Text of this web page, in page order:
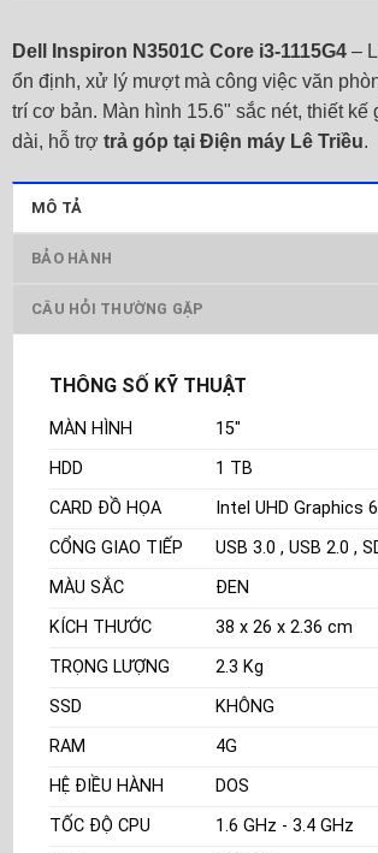
Dell Inspiron N3501C Core i3-1115G4 –
ổn định, xử lý mượt mà công việc văn
trí cơ bản. Màn hình 15.6" sắc nét, thiết kế
dài, hỗ trợ trả góp tại Điện máy Lê Triều.
MÔ TẢ
BẢO HÀNH
CÂU HỎI THƯỜNG GẶP
THÔNG SỐ KỸ THUẬT
MÀN HÌNH
15"
HDD
1 TB
CARD ĐỒ HỌA
Intel UHD Graphics
CỔNG GIAO TIẾP
USB 3.0 , USB 2.0 ,
MÀU SẮC
ĐEN
KÍCH THƯỚC
38 x 26 x 2.36 cm
TRỌNG LƯỢNG
2.3 Kg
SSD
KHÔNG
RAM
4G
HỆ ĐIỀU HÀNH
DOS
TỐC ĐỘ CPU
1.6 GHz - 3.4 GHz